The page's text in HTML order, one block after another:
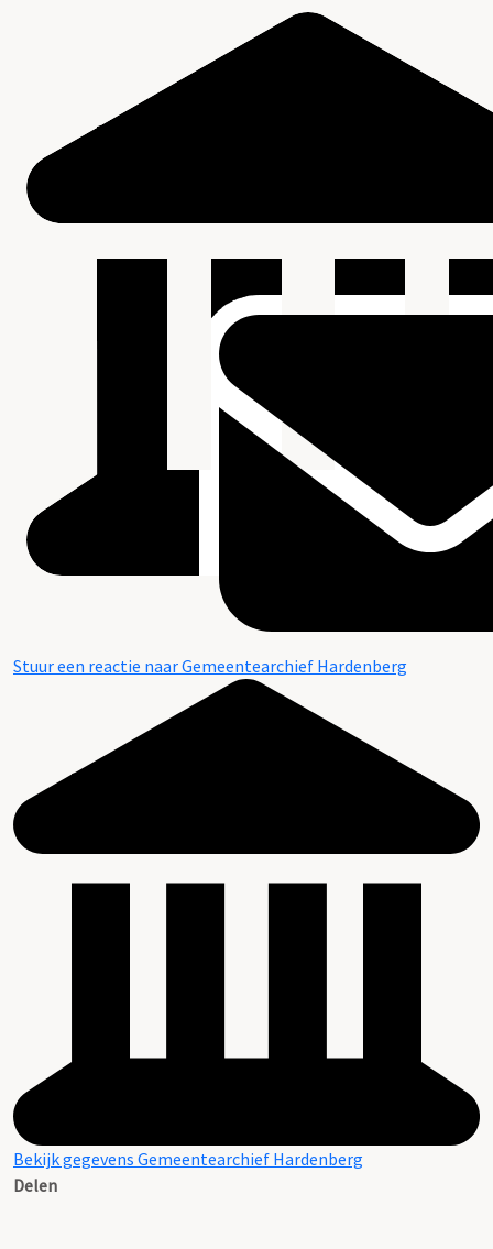
Stuur een reactie naar Gemeentearchief Hardenberg
Bekijk gegevens Gemeentearchief Hardenberg
Delen